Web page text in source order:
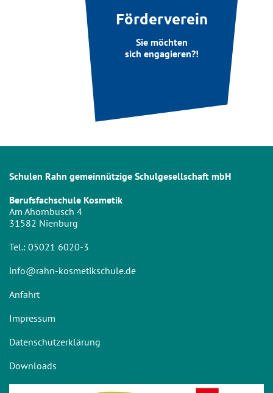
Förderverein
Sie möchten
sich engagieren?!
Schulen Rahn gemeinnützige Schulgesellschaft mbH
Berufsfachschule Kosmetik
Am Ahornbusch 4
31582 Nienburg
Tel.: 05021 6020-3
info@rahn-kosmetikschule.de
Anfahrt
Impressum
Datenschutzerklärung
Downloads